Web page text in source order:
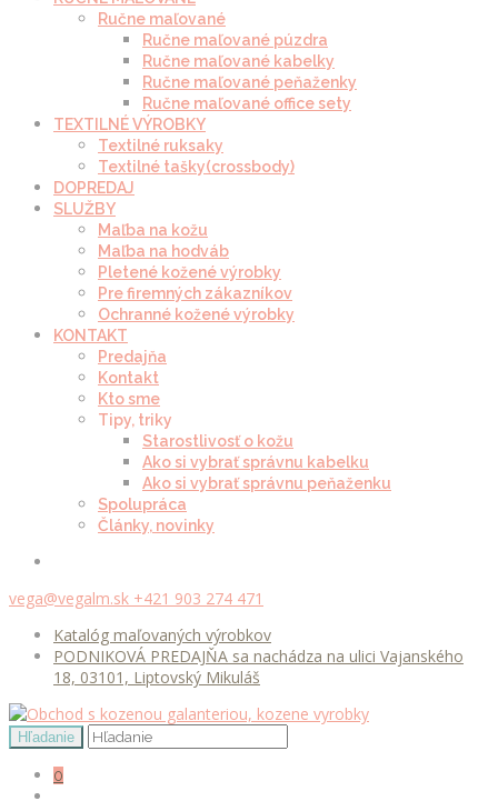
Ručne maľované
Ručne maľované púzdra
Ručne maľované kabelky
Ručne maľované peňaženky
Ručne maľované office sety
TEXTILNÉ VÝROBKY
Textilné ruksaky
Textilné tašky(crossbody)
DOPREDAJ
SLUŽBY
Maľba na kožu
Maľba na hodváb
Pletené kožené výrobky
Pre firemných zákazníkov
Ochranné kožené výrobky
KONTAKT
Predajňa
Kontakt
Kto sme
Tipy, triky
Starostlivosť o kožu
Ako si vybrať správnu kabelku
Ako si vybrať správnu peňaženku
Spolupráca
Články, novinky
vega@vegalm.sk +421 903 274 471
Katalóg maľovaných výrobkov
PODNIKOVÁ PREDAJŇA sa nachádza na ulici Vajanského
18, 03101, Liptovský Mikuláš
0